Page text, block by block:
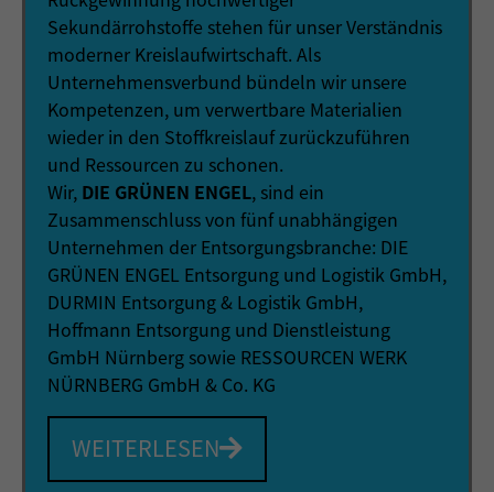
Sekundärrohstoffe stehen für unser Verständnis
moderner Kreislaufwirtschaft. Als
Unternehmensverbund bündeln wir unsere
Kompetenzen, um verwertbare Materialien
wieder in den Stoffkreislauf zurückzuführen
und Ressourcen zu schonen.
Wir, DIE GRÜNEN ENGEL, sind ein
Zusammenschluss von fünf unabhängigen
Unternehmen der Entsorgungsbranche: DIE
GRÜNEN ENGEL Entsorgung und Logistik GmbH,
DURMIN Entsorgung & Logistik GmbH,
Hoffmann Entsorgung und Dienstleistung
GmbH Nürnberg sowie RESSOURCEN WERK
NÜRNBERG GmbH & Co. KG
WEITERLESEN
Cookie-Informationen anzeigen
Externe Medien (2)
Inhalte von Videoplattformen und Social-Media-Plattformen werden
standardmäßig blockiert. Wenn Cookies von externen Medien
akzeptiert werden, bedarf der Zugriff auf diese Inhalte keiner
manuellen Einwilligung mehr.
Cookie-Informationen anzeigen
powered by Borlabs Cookie
Datenschutzerklärung